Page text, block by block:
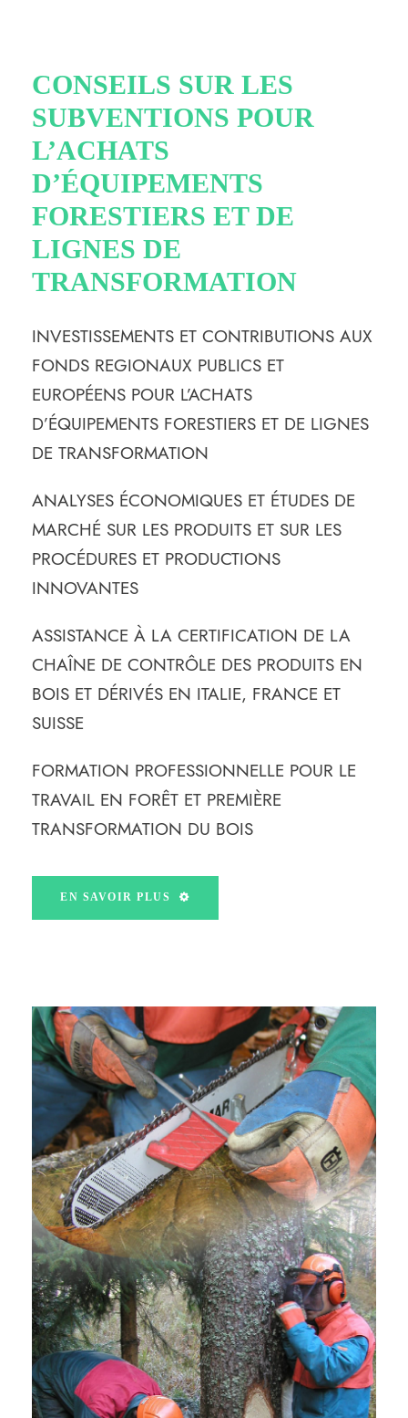
CONSEILS SUR LES
SUBVENTIONS POUR
L’ACHATS
D’ÉQUIPEMENTS
FORESTIERS ET DE
LIGNES DE
TRANSFORMATION
INVESTISSEMENTS ET CONTRIBUTIONS AUX
FONDS REGIONAUX PUBLICS ET
EUROPÉENS POUR L’ACHATS
D’ÉQUIPEMENTS FORESTIERS ET DE LIGNES
DE TRANSFORMATION
ANALYSES ÉCONOMIQUES ET ÉTUDES DE
MARCHÉ SUR LES PRODUITS ET SUR LES
PROCÉDURES ET PRODUCTIONS
INNOVANTES
ASSISTANCE À LA CERTIFICATION DE LA
CHAÎNE DE CONTRÔLE DES PRODUITS EN
BOIS ET DÉRIVÉS EN ITALIE, FRANCE ET
SUISSE
FORMATION PROFESSIONNELLE POUR LE
TRAVAIL EN FORÊT ET PREMIÈRE
TRANSFORMATION DU BOIS
EN SAVOIR PLUS